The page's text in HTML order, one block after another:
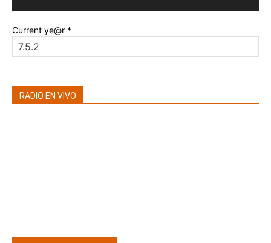
Current ye@r *
RADIO EN VIVO